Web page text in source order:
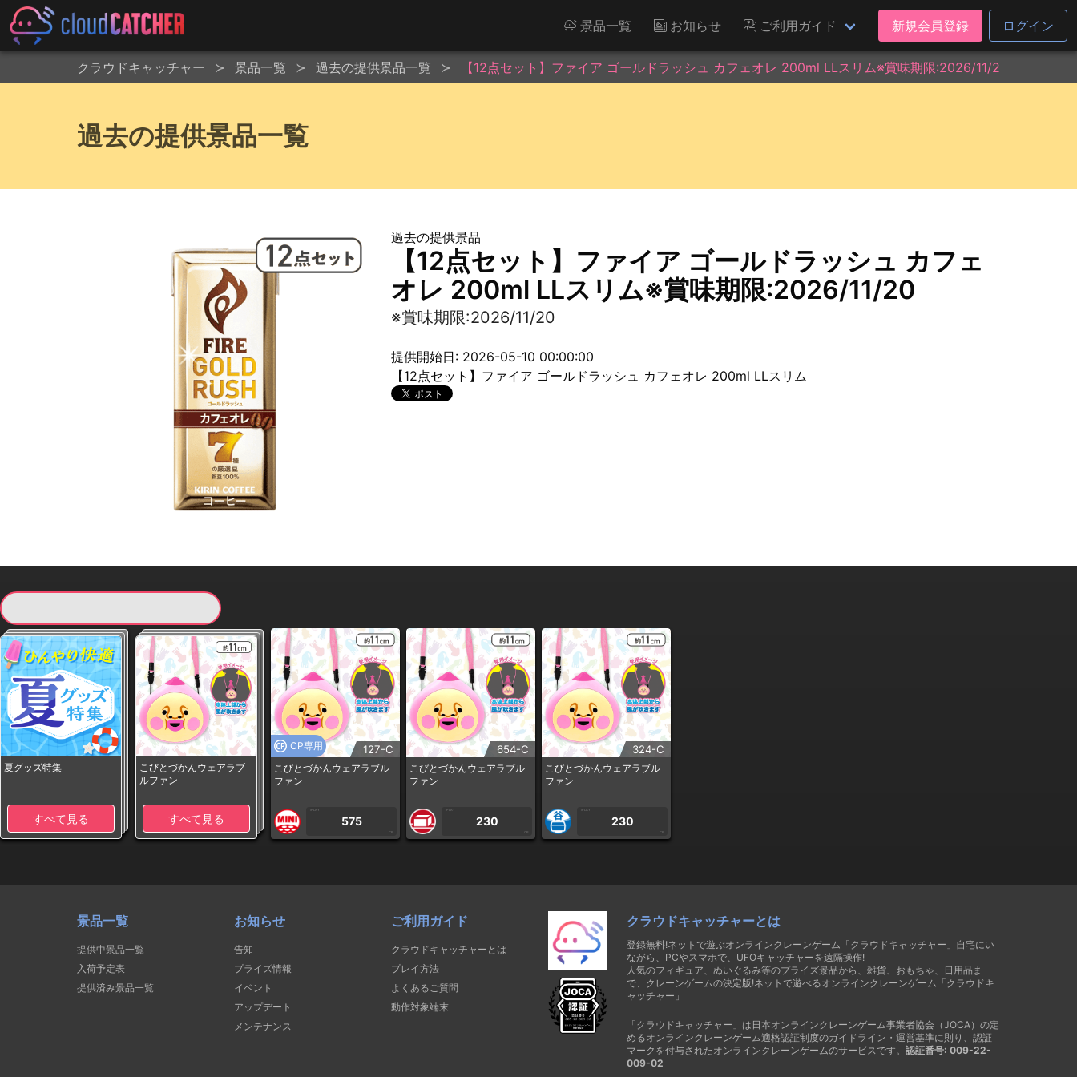
景品一覧 お知らせ ご利用ガイド 新規会員登録 ログイン
クラウドキャッチャー 景品一覧 過去の提供景品一覧 【12点セット】ファイア ゴールドラッシュ カフェオレ 200ml LLスリム※賞味期限:2026/11/20
過去の提供景品一覧
過去の提供景品
【12点セット】ファイア ゴールドラッシュ カフェ
オレ 200ml LLスリム※賞味期限:2026/11/20
※賞味期限:2026/11/20
提供開始日: 2026-05-10 00:00:00
【12点セット】ファイア ゴールドラッシュ カフェオレ 200ml LLスリム
夏グッズ特集
すべて見る
こびとづかんウェアラブ
ルファン
すべて見る
CP専用 127-C
こびとづかんウェアラブル
ファン
1PLAY
575
CP
654-C
こびとづかんウェアラブル
ファン
1PLAY
230
CP
324-C
こびとづかんウェアラブル
ファン
1PLAY
230
CP
景品一覧
提供中景品一覧
入荷予定表
提供済み景品一覧
お知らせ
告知
プライズ情報
イベント
アップデート
メンテナンス
ご利用ガイド
クラウドキャッチャーとは
プレイ方法
よくあるご質問
動作対象端末
クラウドキャッチャーとは
登録無料!ネットで遊ぶオンラインクレーンゲーム「クラウドキャッチャー」自宅にい
ながら、PCやスマホで、UFOキャッチャーを遠隔操作!
人気のフィギュア、ぬいぐるみ等のプライズ景品から、雑貨、おもちゃ、日用品ま
で、クレーンゲームの決定版!ネットで遊べるオンラインクレーンゲーム「クラウドキ
ャッチャー」
「クラウドキャッチャー」は日本オンラインクレーンゲーム事業者協会（JOCA）の定
めるオンラインクレーンゲーム適格認証制度のガイドライン・運営基準に則り、認証
マークを付与されたオンラインクレーンゲームのサービスです。 認証番号: 009-22-
009-02